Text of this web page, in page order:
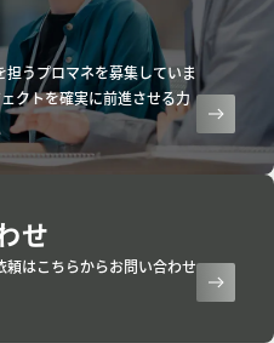
うプロマネを募集していま
クトを確実に前進させる力
せ
はこちらからお問い合わせ